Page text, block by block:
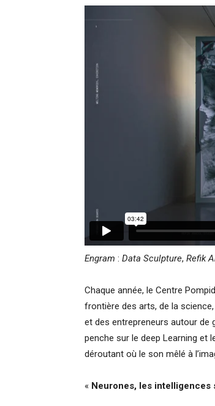
Engram : Data Sculpture, Refik
Chaque année, le Centre
frontière des arts, de la
et des entrepreneurs autour de
penche sur le deep Learning et
déroutant où le son mêlé à
« Neurones, les intelligences